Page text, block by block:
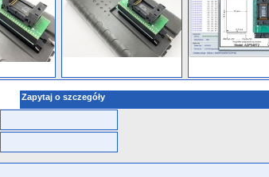
Zapytaj o szczegóły